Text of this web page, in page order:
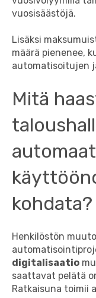
vuosisäästöjä.
Lisäksi
määrä pienenee,
automatisoitujen
Mitä
kohdata?
Henkilöstön
digitalisaatio
saattavat pelätä
Ratkaisuna toimii